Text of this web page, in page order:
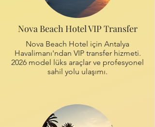
Nova Beach Hotel VIP Transfer
Nova Beach Hotel için Antalya
Havalimanı'ndan VIP transfer hizmeti.
2026 model lüks araçlar ve profesyonel
sahil yolu ulaşımı.